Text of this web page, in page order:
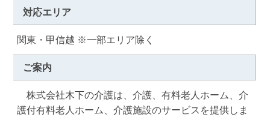
対応エリア
関東・甲信越 ※一部エリア除く
ご案内
株式会社木下の介護は、介護、有料老人ホーム、介
護付有料老人ホーム、介護施設のサービスを提供しま